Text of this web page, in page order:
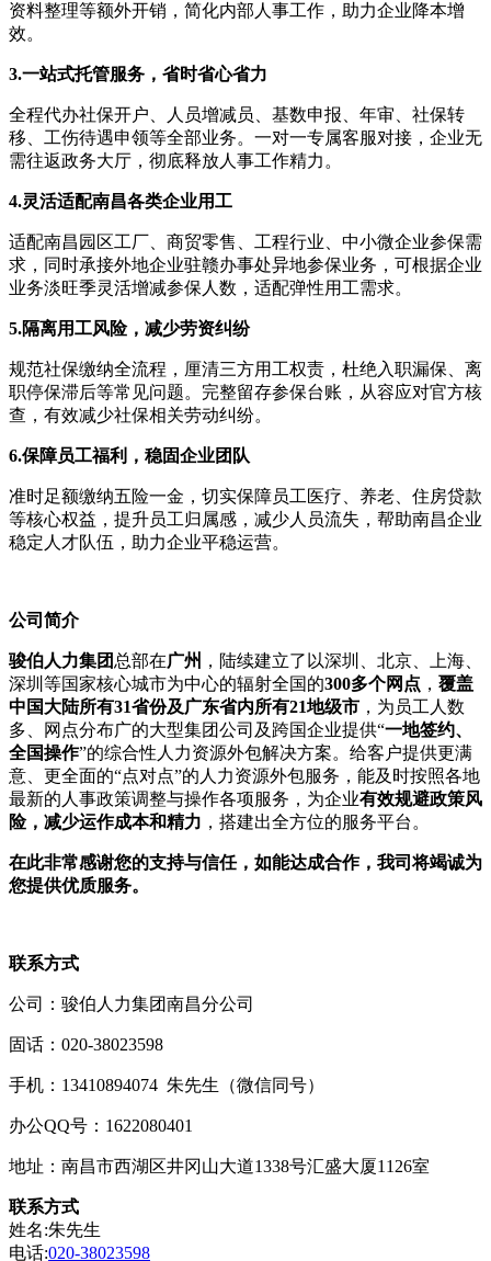
资料整理等额外开销，简化内部人事工作，助力企业降本增
效。
3.一站式托管服务，省时省心省力
全程代办社保开户、人员增减员、基数申报、年审、社保转
移、工伤待遇申领等全部业务。一对一专属客服对接，企业无
需往返政务大厅，彻底释放人事工作精力。
4.灵活适配南昌各类企业用工
适配南昌园区工厂、商贸零售、工程行业、中小微企业参保需
求，同时承接外地企业驻赣办事处异地参保业务，可根据企业
业务淡旺季灵活增减参保人数，适配弹性用工需求。
5.隔离用工风险，减少劳资纠纷
规范社保缴纳全流程，厘清三方用工权责，杜绝入职漏保、离
职停保滞后等常见问题。完整留存参保台账，从容应对官方核
查，有效减少社保相关劳动纠纷。
6.保障员工福利，稳固企业团队
准时足额缴纳五险一金，切实保障员工医疗、养老、住房贷款
等核心权益，提升员工归属感，减少人员流失，帮助南昌企业
稳定人才队伍，助力企业平稳运营。
公司 简介
骏伯人力集团 总部在广州 ，陆续建立了以深圳、北京、上海、
深圳等国家核心城市为中心的辐射全国的300多个网点 ， 覆盖
中国大陆所有31省份及广东省内所有21地级市 ，为员工人数
多、网点分布广的大型集团公司及跨国企业提供“一地签约、
全国操作”的综合性人力资源外包解决方案。给客户提供更满
意、更全面的“点对点”的人力资源外包服务，能及时按照各地
最新的人事政策调整与操作各项服务，为企业有效规避政策风
险，减少运作成本和精力 ，搭建出全方位的服务平台。
在此非常感谢您的支持与信任，如能达成合作，我司将竭诚为
您提供优质服务。
联系方式
公司：骏伯人力集团南昌分公司
固话：020-38023598
手机：13410894074 朱先生（微信同号）
办公QQ号：1622080401
地址：南昌市西湖区井冈山大道1338号汇盛大厦1126室
联系方式
姓名:朱先生
电话:020-38023598